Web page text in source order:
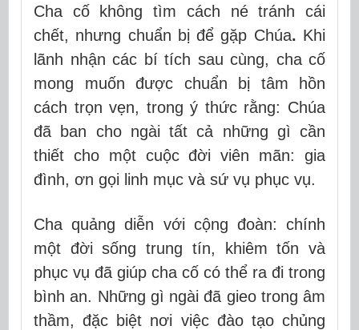
Cha cố không tìm cách né tránh cái
chết, nhưng chuẩn bị để gặp Chúa. Khi
lãnh nhận các bí tích sau cùng, cha cố
mong muốn được chuẩn bị tâm hồn
cách trọn vẹn, trong ý thức rằng: Chúa
đã ban cho ngài tất cả những gì cần
thiết cho một cuộc đời viên mãn: gia
đình, ơn gọi linh mục và sứ vụ phục vụ.
Cha quảng diễn với cộng đoàn: chính
một đời sống trung tín, khiêm tốn và
phục vụ đã giúp cha cố có thể ra đi trong
bình an. Những gì ngài đã gieo trong âm
thầm, đặc biệt nơi việc đào tạo chủng